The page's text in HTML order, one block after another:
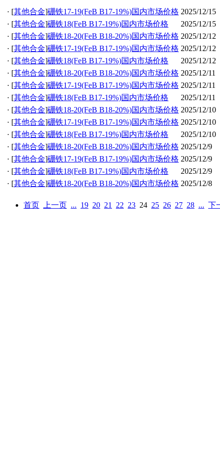
· [其他合金]硼铁17-19(FeB B17-19%)国内市场价格 2025/12/15
· [其他合金]硼铁18(FeB B17-19%)国内市场价格
2025/12/15
· [其他合金]硼铁18-20(FeB B18-20%)国内市场价格 2025/12/12
· [其他合金]硼铁17-19(FeB B17-19%)国内市场价格 2025/12/12
· [其他合金]硼铁18(FeB B17-19%)国内市场价格
2025/12/12
· [其他合金]硼铁18-20(FeB B18-20%)国内市场价格 2025/12/11
· [其他合金]硼铁17-19(FeB B17-19%)国内市场价格 2025/12/11
· [其他合金]硼铁18(FeB B17-19%)国内市场价格
2025/12/11
· [其他合金]硼铁18-20(FeB B18-20%)国内市场价格 2025/12/10
· [其他合金]硼铁17-19(FeB B17-19%)国内市场价格 2025/12/10
· [其他合金]硼铁18(FeB B17-19%)国内市场价格
2025/12/10
· [其他合金]硼铁18-20(FeB B18-20%)国内市场价格 2025/12/9
· [其他合金]硼铁17-19(FeB B17-19%)国内市场价格 2025/12/9
· [其他合金]硼铁18(FeB B17-19%)国内市场价格
2025/12/9
· [其他合金]硼铁18-20(FeB B18-20%)国内市场价格 2025/12/8
首页 上一页 ... 19 20 21 22 23 24 25 26 27 28 ... 下